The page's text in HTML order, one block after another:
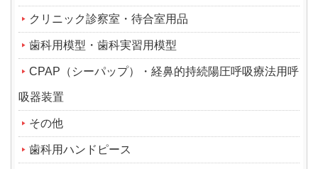
クリニック診察室・待合室用品
歯科用模型・歯科実習用模型
CPAP（シーパップ）・経鼻的持続陽圧呼吸療法用呼
吸器装置
その他
歯科用ハンドピース